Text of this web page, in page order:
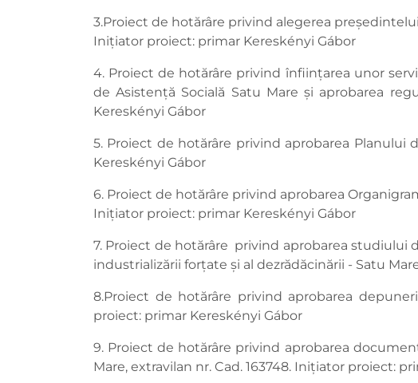
3.Proiect de hotărâre privind alegerea
Inițiator proiect: primar Kereskényi Gábor
4. Proiect de hotărâre privind înființarea unor
de Asistență Socială Satu Mare și aprobarea
Kereskényi Gábor
5. Proiect de hotărâre privind aprobarea
Kereskényi Gábor
6. Proiect de hotărâre privind aprobarea
Inițiator proiect: primar Kereskényi Gábor
7. Proiect de hotărâre privind aprobarea
industrializării forțate și al dezrădăcinării - Satu
8.Proiect de hotărâre privind aprobarea
proiect: primar Kereskényi Gábor
9. Proiect de hotărâre privind aprobarea
Mare, extravilan nr. Cad. 163748. Inițiator proiect: